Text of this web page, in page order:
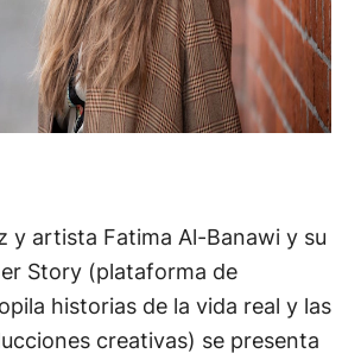
y artista Fatima Al-Banawi y su
Story (plataforma de
historias de la vida real y las
creativas) se presenta